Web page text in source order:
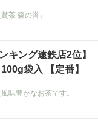
茶 森の誉』
キング遠鉄店2位】
袋入 【定番】
味豊かなお茶です。